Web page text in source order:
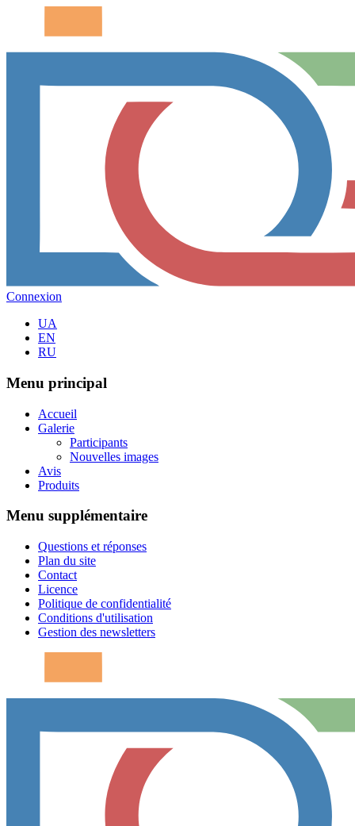
Connexion
UA
EN
RU
Menu principal
Accueil
Galerie
Participants
Nouvelles images
Avis
Produits
Menu supplémentaire
Questions et réponses
Plan du site
Contact
Licence
Politique de confidentialité
Conditions d'utilisation
Gestion des newsletters